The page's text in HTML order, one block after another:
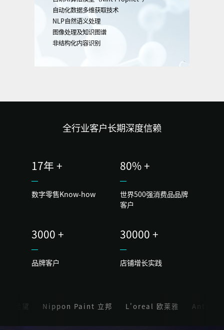
自动化数据多维获取技术
NLP自然语义处理
图像处理及知识图谱
非结构化内容识别
全行业客户长期深度信赖
17年 +
数字零售Know-how
80% +
世界500强消费品品牌
客户
3000 +
品牌客户
30000 +
店铺增长实践
Nippon Paint 立邦 L'oreal 欧莱雅 Anta 安踏